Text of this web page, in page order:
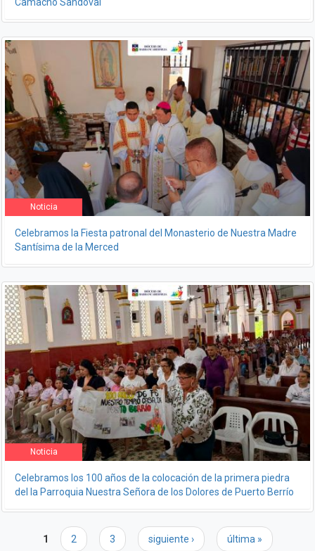
Noticia
Celebramos la Fiesta patronal del Monasterio de Nuestra Madre
Santísima de la Merced
Noticia
Celebramos los 100 años de la colocación de la primera piedra
del la Parroquia Nuestra Señora de los Dolores de Puerto Berrío
Páginas
1 2 3 siguiente › última »